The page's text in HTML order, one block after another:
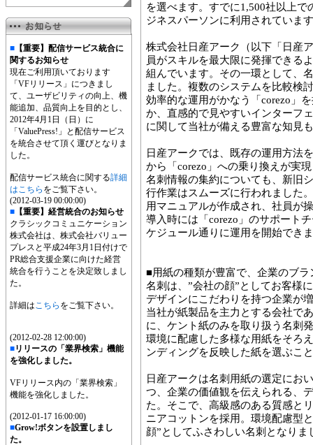
■ 【重要】配信サービス統合に
関するお知らせ
現在ご利用頂いております
「VFリリース」につきまし
て、ユーザビリティの向上、機
能追加、品質向上を目的とし、
2012年4月1日（日）に
「ValuePress!」と配信サービス
を統合させて頂く運びとなりま
した。
配信サービス統合に関する詳細
はこちら をご覧下さい。
(2012-03-19 00:00:00)
■ 【重要】経営統合のお知らせ
クラシックコミュニケーション
株式会社は、株式会社バリュー
プレスと平成24年3月1日付けで
PR総合支援企業に向けた経営
統合を行うことを決定致しまし
た。
詳細はこちら をご覧下さい。
(2012-02-28 12:00:00)
■リリースの「業界検索」機能
を強化しました。
VFリリース内の「業界検索」
機能を強化しました。
(2012-01-17 16:00:00)
■Grow!ボタンを設置しまし
た。
を選べます。すでに1,500社以上
ジネスパーソンに利用されていま
株式会社日産アーク（以下「日産
員がスキルを最大限に発揮できる
組んでいます。その一環として、
ました。複数のシステムを比較検
効率的な運用がかなう「corezo」
か、直感的で見やすいインターフ
に関して当社が備える豊富な知見
日産アークでは、既存の運用方法
から「corezo」への乗り換えが実
名刺情報の集約についても、新旧
行作業はスムーズに行われました
用マニュアルが作成され、社員が
導入時には「corezo」のサポート
ケジュール通りに運用を開始でき
■用紙の種類が豊富で、企業のブ
名刺は、”会社の顔”としてお客様
デザインにこだわりを持つ企業が
当社が紙製品を主力とする会社で
に、ケント紙のみを取り扱う名刺
環境に配慮した多様な用紙をそろ
ンディングを反映した紙を選ぶこ
日産アークは名刺用紙の選定にお
つ、企業の価値観を伝えられる、
た。そこで、高級感のある質感と
ニアコットンを採用。環境配慮型
顔”としてふさわしい名刺となりま